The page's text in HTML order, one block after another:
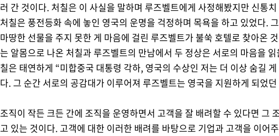
러 간 것이다. 처칠은 이 사실을 말하며 루즈벨트에게 사정해봤지만 신통
처칠은 풍전등화 속에 놓인 영국의 운명을 걱정하며 목욕을 하고 있었다.
마땅한 선물을 주지 못한 게 마음에 걸린 루즈벨트가 불쑥 호텔로 찾아온
는 알몸으로 나온 처칠과 루즈벨트의 만남에서 두 정상은 서로의 마음을
칠은 태연하게 “미합중국 대통령 각하, 영국의 수상인 저는 더 이상 숨길
다. 그 순간 서로의 공감대가 이루어져 루즈벨트는 영국을 지원하게 되었
조직이 작든 크든 간에 조직을 운영하면서 고객을 잘 배려할 수 있다면 그
고 있는 것이다. 고객에 대한 이러한 배려를 바탕으로 기업과 고객을 이어